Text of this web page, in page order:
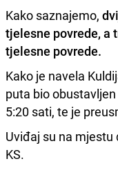
Kako saznajemo,
tjelesne povrede, a
tjelesne povrede.
Kako je navela
puta bio
5:20 sati, te je
Uviđaj su na mjestu
KS.